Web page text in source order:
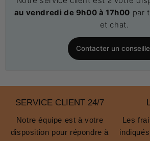
au vendredi de 9h00 à 17h00 par
et chat.
Contacter un
SERVICE CLIENT 24/7
Notre équipe est à votre
disposition pour répondre à
Les